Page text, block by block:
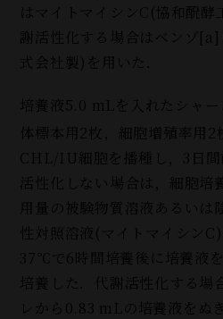
はマイトマイシンC(協和醗酵
謝活性化する場合はベンゾ[a]
式会社製 ) を用いた．
培養液5.0 mLを入れたシャ
体標本用2枚，細胞増殖率用2
CHL/IU細胞を播種し，3日間
活性化しない場合は，細胞培
用量の被験物質溶液あるいは
性対照溶液(マイトマイシン
37℃で6時間培養後に培養液
培養した．代謝活性化する場
レから0.83 mLの培養液をぬ